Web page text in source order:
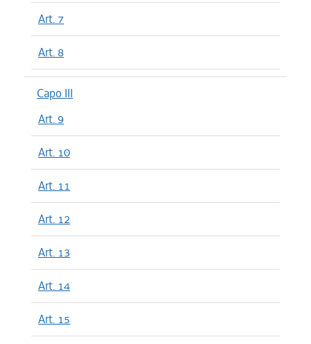
Art. 7
Art. 8
Capo III
Art. 9
Art. 10
Art. 11
Art. 12
Art. 13
Art. 14
Art. 15